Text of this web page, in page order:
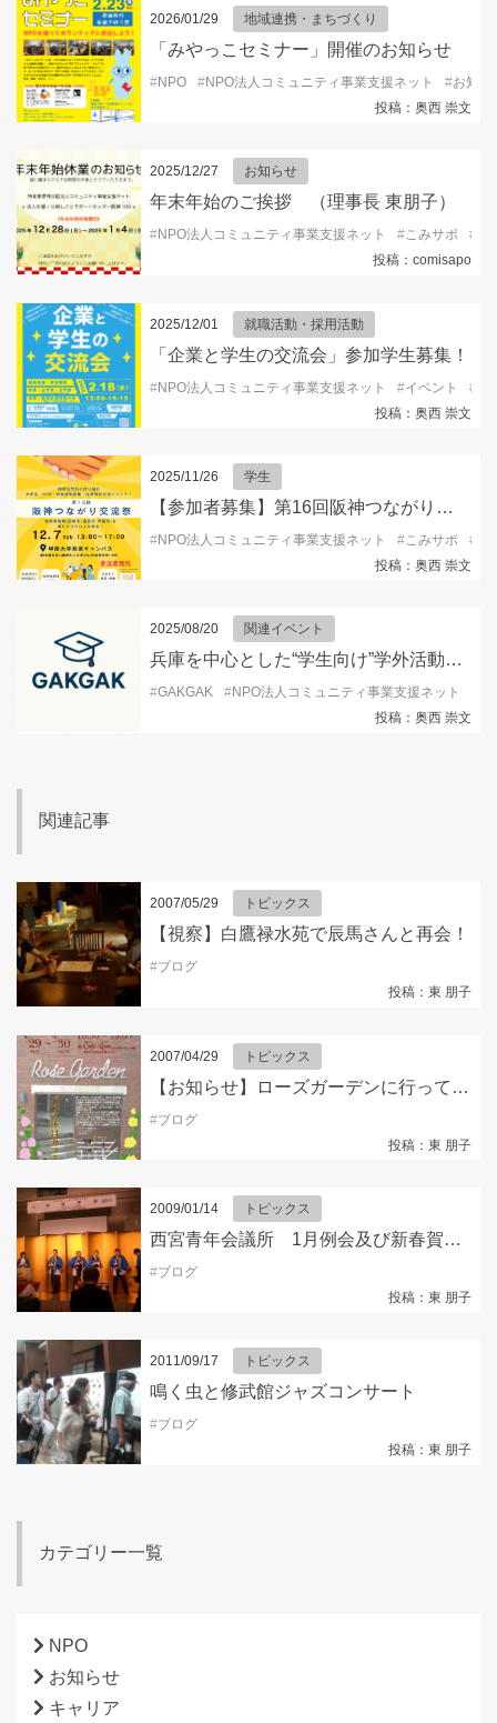
2026/01/29 地域連携・まちづくり
「みやっこセミナー」開催のお知らせ
#NPO #NPO法人コミュニティ事業支援ネット #お知ら
投稿：奥西 崇文
2025/12/27 お知らせ
年末年始のご挨拶 （理事長 東朋子）
#NPO法人コミュニティ事業支援ネット #こみサポ #
投稿：comisapo
2025/12/01 就職活動・採用活動
「企業と学生の交流会」参加学生募集！
#NPO法人コミュニティ事業支援ネット #イベント #
投稿：奥西 崇文
2025/11/26 学生
【参加者募集】第16回阪神つながり交流祭2025
#NPO法人コミュニティ事業支援ネット #こみサポ #
投稿：奥西 崇文
2025/08/20 関連イベント
兵庫を中心とした“学生向け”学外活動情報を発信するSNSアカウント『GAKGAK 』開設！
#GAKGAK #NPO法人コミュニティ事業支援ネット
投稿：奥西 崇文
関連記事
2007/05/29 トピックス
【視察】白鷹禄水苑で辰馬さんと再会！
#ブログ
投稿：東 朋子
2007/04/29 トピックス
【お知らせ】ローズガーデンに行ってきました！
#ブログ
投稿：東 朋子
2009/01/14 トピックス
西宮青年会議所 1月例会及び新春賀会にご招待いただきました！
#ブログ
投稿：東 朋子
2011/09/17 トピックス
鳴く虫と修武館ジャズコンサート
#ブログ
投稿：東 朋子
カテゴリー一覧
NPO
お知らせ
キャリア